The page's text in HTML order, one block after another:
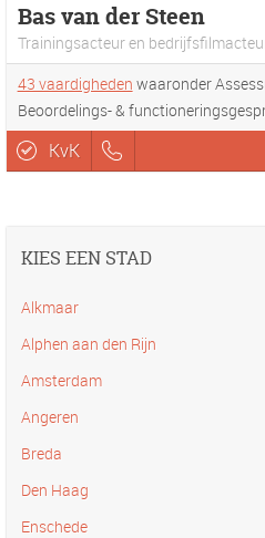
Bas van der Steen
Trainingsacteur en
43 vaardigheden waaronder
Beoordelings- &
KvK
KIES EEN STAD
Alkmaar
Alphen aan den Rijn
Amsterdam
Angeren
Breda
Den Haag
Enschede